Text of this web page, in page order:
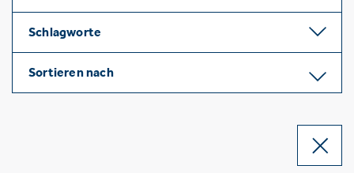
Schlagworte
Sortieren nach